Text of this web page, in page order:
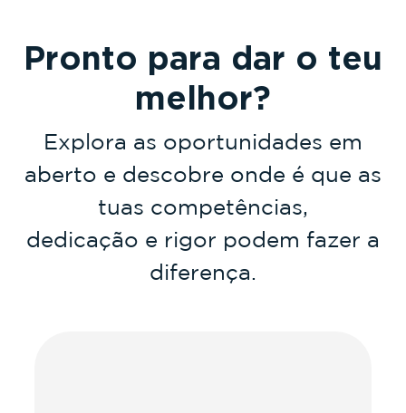
Pronto para dar o teu
melhor?
Explora as oportunidades em
aberto e descobre onde é que as
tuas competências,
dedicação e rigor podem fazer a
diferença.